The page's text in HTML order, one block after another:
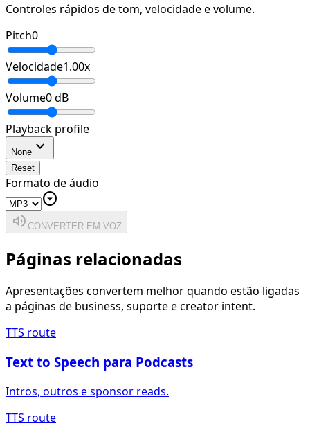
Controles rápidos de tom, velocidade e volume.
Pitch0
Velocidade1.00x
Volume0dB
Playback profile
None expand_more
Reset
Formato de áudio
arrow_drop_down_circle
volume_up CONVERTER EM VOZ
Páginas relacionadas
Apresentações convertem melhor quando estão ligadas
a páginas de business, suporte e creator intent.
TTS route
Text to Speech para Podcasts
Intros, outros e sponsor reads.
TTS route